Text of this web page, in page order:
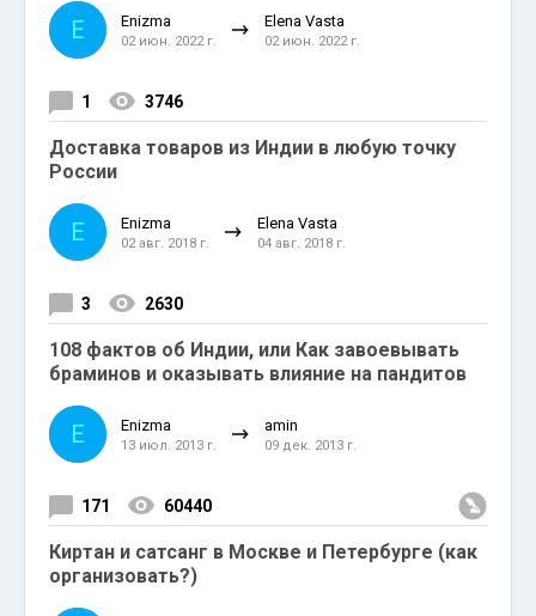
E Enizma
02 июн. 2022 г.
Elena Vasta
02 июн. 2022 г.
1 3746
Доставка товаров из Индии в любую точку
России
E Enizma
02 авг. 2018 г.
Elena Vasta
04 авг. 2018 г.
3 2630
108 фактов об Индии, или Как завоевывать
браминов и оказывать влияние на пандитов
E Enizma
13 июл. 2013 г.
amin
09 дек. 2013 г.
171 60440
Киртан и сатсанг в Москве и Петербурге (как
организовать?)